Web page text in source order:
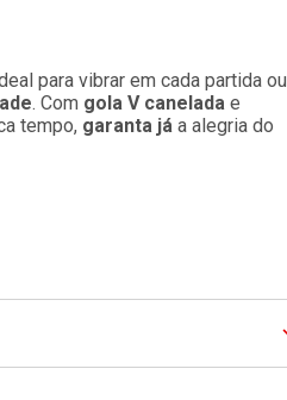
para vibrar em cada partida ou
. Com gola V canelada e
tempo, garanta já a alegria do